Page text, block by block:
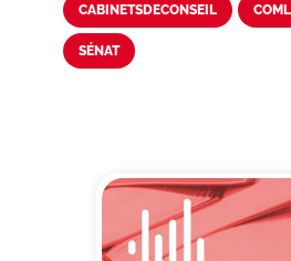
CABINETSDECONSEIL
SÉNAT